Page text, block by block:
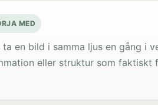
MED
ta en bild i samma ljus en gång i
eller struktur som